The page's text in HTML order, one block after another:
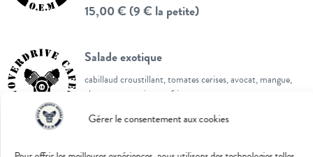
Gérer le consentement aux cookies
15,00 € (9 € la petite)
Salade exotique
cabillaud croustillant, tomates cerises, avocat, mangue,
choux rouges, oignons frits
16,50 € (9 € la petite)